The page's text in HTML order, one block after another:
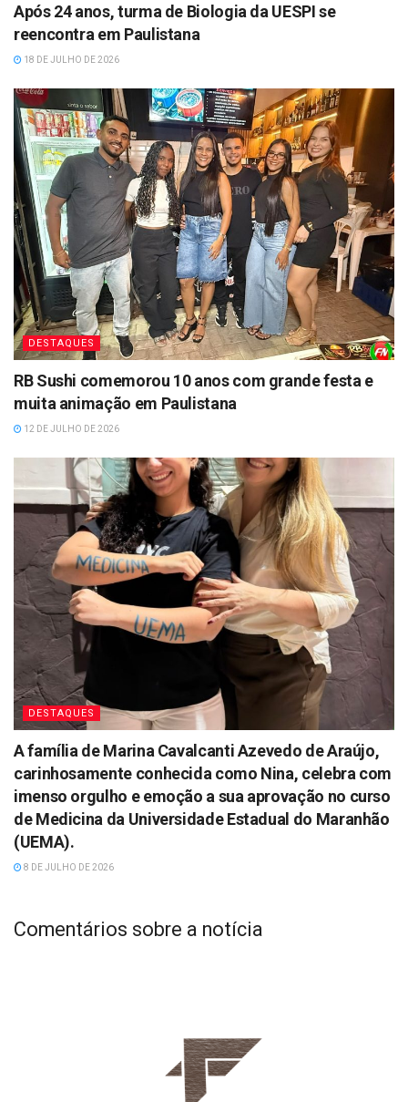
Após 24 anos, turma de Biologia da UESPI se
reencontra em Paulistana
18 DE JULHO DE 2026
DESTAQUES
RB Sushi comemorou 10 anos com grande festa e
muita animação em Paulistana
12 DE JULHO DE 2026
DESTAQUES
A família de Marina Cavalcanti Azevedo de Araújo,
carinhosamente conhecida como Nina, celebra com
imenso orgulho e emoção a sua aprovação no curso
de Medicina da Universidade Estadual do Maranhão
(UEMA).
8 DE JULHO DE 2026
Comentários sobre a notícia